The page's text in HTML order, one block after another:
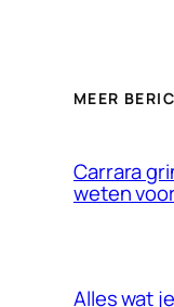
MEER
Carrara
weten
Alles wat